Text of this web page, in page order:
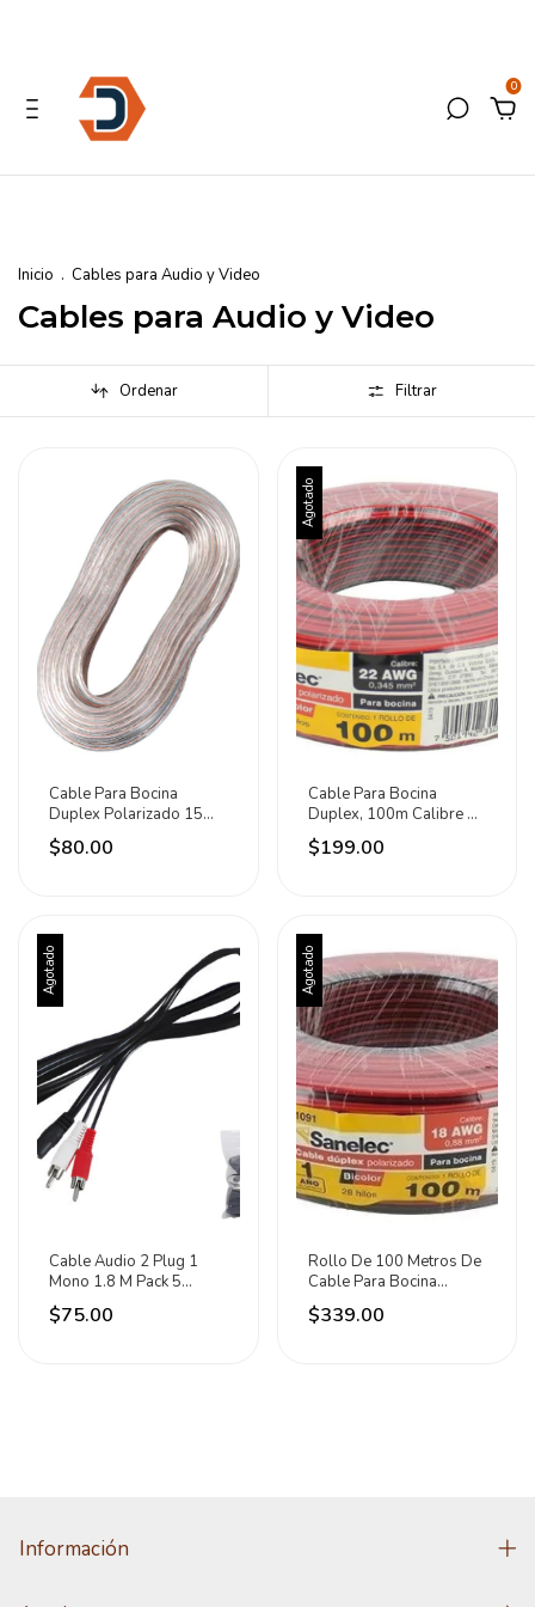
0
Inicio . Cables para Audio y Video
Cables para Audio y Video
Ordenar Filtrar
Cable Para Bocina
Duplex Polarizado 15
Metros Lion Tools
$80.00
Agotado
Cable Para Bocina
Duplex, 100m Calibre 22
- Sanelec
$199.00
Agotado
Cable Audio 2 Plug 1
Mono 1.8 M Pack 5
Piezas
$75.00
Agotado
Rollo De 100 Metros De
Cable Para Bocina
Calibre 18 ,sanelec
$339.00
Información